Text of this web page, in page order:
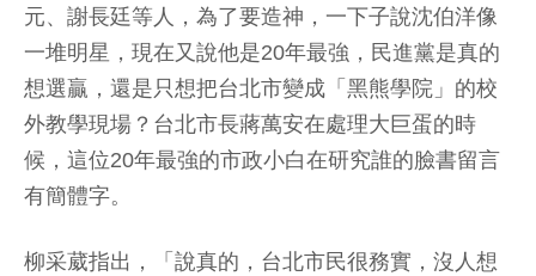
元、謝長廷等人，為了要造神，一下子說沈伯洋像
一堆明星，現在又說他是20年最強，民進黨是真的
想選贏，還是只想把台北市變成「黑熊學院」的校
外教學現場？台北市長蔣萬安在處理大巨蛋的時
候，這位20年最強的市政小白在研究誰的臉書留言
有簡體字。
柳采葳指出，「說真的，台北市民很務實，沒人想